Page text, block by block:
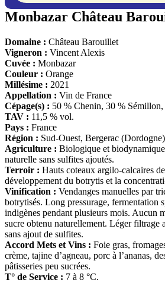
Monbazar Château
Domaine : Château Barouillet
Vigneron : Vincent Alexis
Cuvée : Monbazar
Couleur : Orange
Millésime : 2021
Appellation : Vin de France
Cépage(s) : 50 % Chenin, 30 %
TAV : 11,5 % vol.
Pays : France
Région : Sud-Ouest, Bergerac (Dordogne)
Agriculture : Biologique et
naturelle sans sulfites ajoutés.
Terroir : Hauts coteaux argilo-calcaires
développement du botrytis et la
Vinification : Vendanges manuelles par
botrytisés. Long pressurage, fermentation
indigènes pendant plusieurs mois. Aucun
sucre obtenu naturellement. Léger filtrage
sans ajout de sulfites.
Accord Mets et Vins : Foie gras,
crème, tajine d’agneau, porc à l’ananas,
pâtisseries peu sucrées.
T° de Service : 7 à 8 °C.